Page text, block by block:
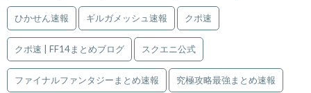
ひかせん速報 ギルガメッシュ速報 クポ速
クポ速 | FF14まとめブログ スクエニ公式
ファイナルファンタジーまとめ速報 究極攻略最強まとめ速報